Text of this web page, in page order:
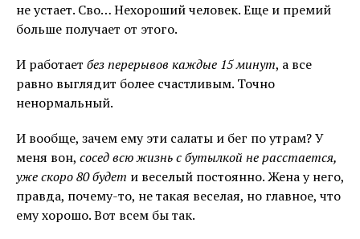
не устает. Сво… Нехороший человек. Еще и премий
больше получает от этого.
И работает без перерывов каждые 15 минут, а все
равно выглядит более счастливым. Точно
ненормальный.
И вообще, зачем ему эти салаты и бег по утрам? У
меня вон, сосед всю жизнь с бутылкой не расстается,
уже скоро 80 будет и веселый постоянно. Жена у него,
правда, почему-то, не такая веселая, но главное, что
ему хорошо. Вот всем бы так.